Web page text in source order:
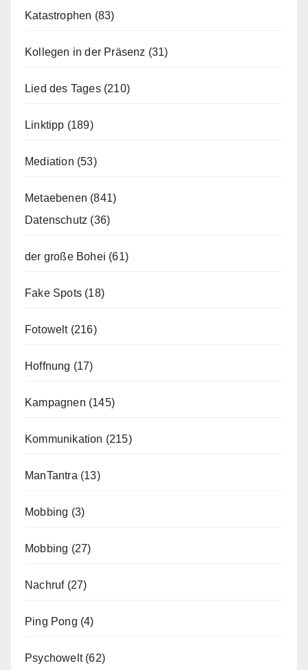
Katastrophen (83)
Kollegen in der Präsenz (31)
Lied des Tages(210)
Linktipp (189)
Mediation (53)
Metaebenen (841)
Datenschutz (36)
der große Bohei (61)
Fake Spots (18)
Fotowelt(216)
Hoffnung (17)
Kampagnen (145)
Kommunikation (215)
ManTantra (13)
Mobbing (3)
Mobbing (27)
Nachruf(27)
Ping Pong (4)
Psychowelt(62)